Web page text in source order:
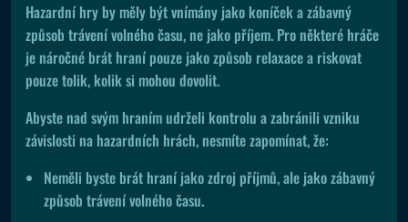
Hazardní hry by měly být vnímány jako koníček a zábavný
způsob trávení volného času, ne jako příjem. Pro některé hráče
je náročné brát hraní pouze jako způsob relaxace a riskovat
pouze tolik, kolik si mohou dovolit.
Abyste nad svým hraním udrželi kontrolu a zabránili vzniku
závislosti na hazardních hrách, nesmíte zapomínat, že:
Neměli byste brát hraní jako zdroj příjmů, ale jako zábavný
způsob trávení volného času.